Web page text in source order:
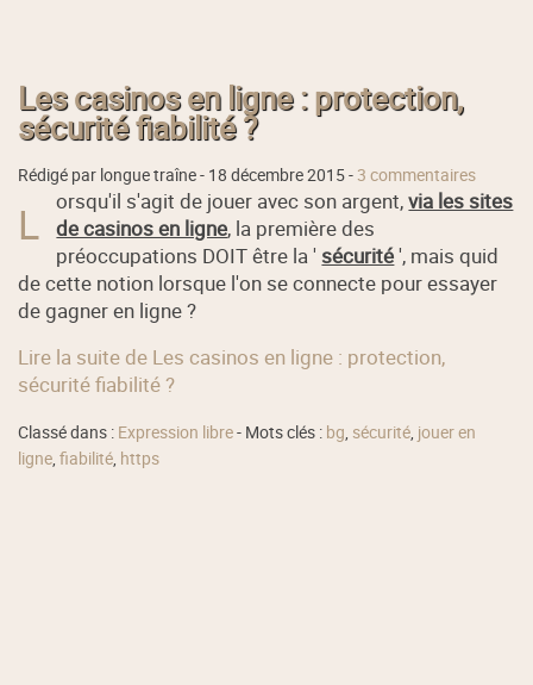
Les casinos en ligne : protection,
sécurité fiabilité ?
Rédigé par longue traîne - 18 décembre 2015- 3 commentaires
L orsqu'il s'agit de jouer avec son argent,via les sites
de casinos en ligne, la première des
préoccupations DOIT être la ' sécurité', mais quid
de cette notion lorsque l'on se connecte pour essayer
de gagner en ligne ?
Lire la suite de Les casinos en ligne : protection,
sécurité fiabilité ?
Classé dans : Expression libre- Mots clés : bg, sécurité, jouer en
ligne,fiabilité, https